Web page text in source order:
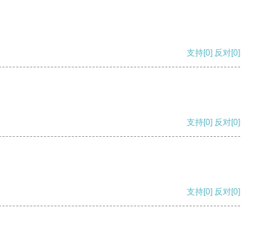
支持[0] 反对[0]
支持[0] 反对[0]
支持[0] 反对[0]